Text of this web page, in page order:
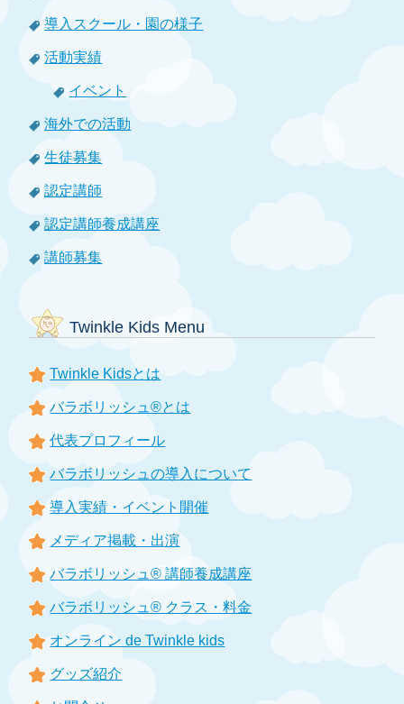
導入スクール・園の様子
活動実績
イベント
海外での活動
生徒募集
認定講師
認定講師養成講座
講師募集
Twinkle Kids Menu
Twinkle Kidsとは
バラボリッシュ®とは
代表プロフィール
バラボリッシュの導入について
導入実績・イベント開催
メディア掲載・出演
バラボリッシュ® 講師養成講座
バラボリッシュ® クラス・料金
オンライン de Twinkle kids
グッズ紹介